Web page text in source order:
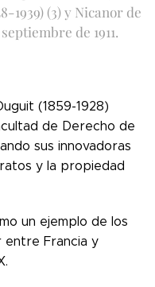
1939) (3) y Nicanor de
de 1911.
(1859-1928)
de Derecho de
sus innovadoras
y la propiedad
un ejemplo de los
entre Francia y